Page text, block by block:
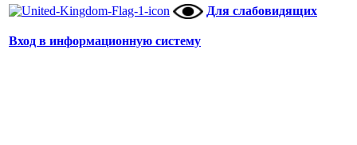
Для слабовидящих
Вход в информационную систему